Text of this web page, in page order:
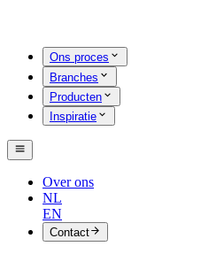
Ons proces
Branches
Producten
Inspiratie
Over ons
NL
EN
Contact